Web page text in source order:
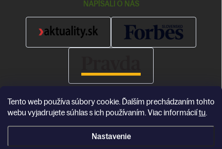
Tento web používa súbory cookie. Ďalším prechádzaním tohto
webu vyjadrujete súhlas s ich používaním. Viac informáciítu.
Nastavenie
NAPÍSALI O NÁS